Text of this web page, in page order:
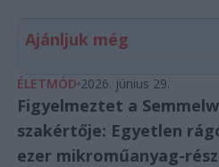
Ajánljuk még
ÉLETMÓD 2026. június 29.
Figyelmeztet a
szakértője: Egyetlen
ezer mikroműanyag-